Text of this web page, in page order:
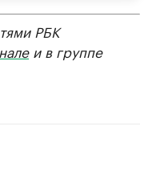
РБК
и в группе